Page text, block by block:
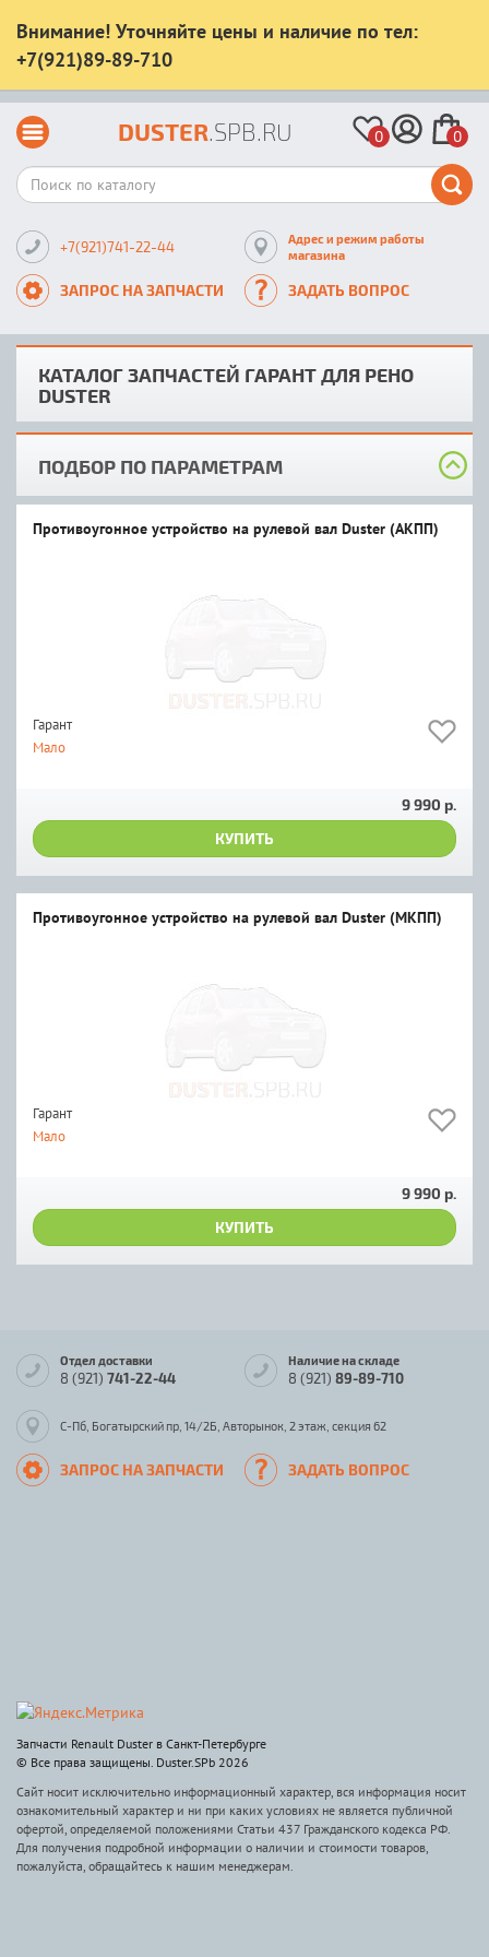
Внимание! Уточняйте цены и наличие по тел:
+7(921)89-89-710
DUSTER.SPB.RU 0 0
+7(921)741-22-44
Адрес и режим работы
магазина
ЗАПРОС НА ЗАПЧАСТИ ЗАДАТЬ ВОПРОС
КАТАЛОГ ЗАПЧАСТЕЙ ГАРАНТ ДЛЯ РЕНО
DUSTER
ПОДБОР ПО ПАРАМЕТРАМ
Противоугонное устройство на рулевой вал Duster (АКПП)
Гарант
Мало
9 990 р.
КУПИТЬ
Противоугонное устройство на рулевой вал Duster (МКПП)
Гарант
Мало
9 990 р.
КУПИТЬ
Отдел доставки
8 (921) 741-22-44
Наличие на складе
8 (921) 89-89-710
С-Пб, Богатырский пр, 14/2Б, Авторынок, 2 этаж, секция 62
ЗАПРОС НА ЗАПЧАСТИ ЗАДАТЬ ВОПРОС
Запчасти Renault Duster в Санкт-Петербурге
© Все права защищены. Duster.SPb 2026
Сайт носит исключительно информационный характер, вся информация носит
ознакомительный характер и ни при каких условиях не является публичной
офертой, определяемой положениями Статьи 437 Гражданского кодекса РФ.
Для получения подробной информации о наличии и стоимости товаров,
пожалуйста, обращайтесь к нашим менеджерам.